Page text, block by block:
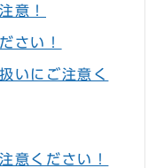
意！
さい！
いにご注意く
意ください！